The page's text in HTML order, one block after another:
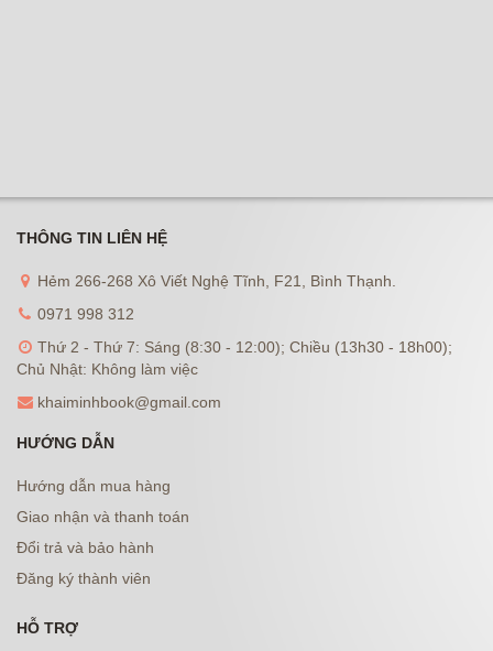
THÔNG TIN LIÊN HỆ
Hẻm 266-268 Xô Viết Nghệ Tĩnh, F21, Bình Thạnh.
0971 998 312
Thứ 2 - Thứ 7: Sáng (8:30 - 12:00); Chiều (13h30 - 18h00);
Chủ Nhật: Không làm việc
khaiminhbook@gmail.com
HƯỚNG DẪN
Hướng dẫn mua hàng
Giao nhận và thanh toán
Đổi trả và bảo hành
Đăng ký thành viên
HỖ TRỢ